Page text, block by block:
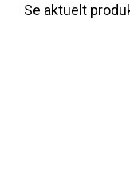
Se aktuelt